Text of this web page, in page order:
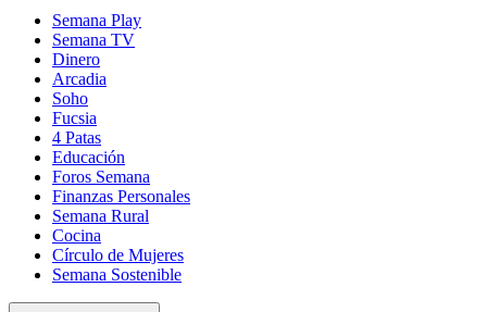
Semana Play
Semana TV
Dinero
Arcadia
Soho
in
new
window
Fucsia
in
new
window
4 Patas
Educación
Foros Semana
Finanzas Personales
Semana Rural
Cocina
Círculo de Mujeres
Semana Sostenible